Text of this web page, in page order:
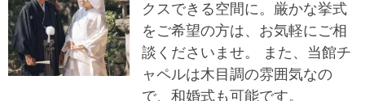
クスできる空間に。厳かな挙式
をご希望の方は、お気軽にご相
談くださいませ。 また、当館チ
ャペルは木目調の雰囲気なの
で、和婚式も可能です。